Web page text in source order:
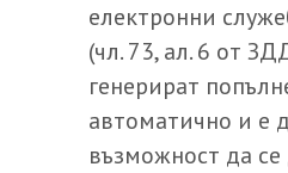
електронни
(чл. 73, ал. 6 от
генерират
автоматично и е
възможност да се